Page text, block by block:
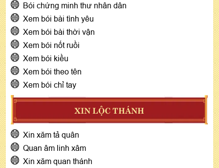
Bói chứng minh thư nhân dân
Xem bói bài tình yêu
Xem bói bài thời vận
Xem bói nốt ruồi
Xem bói kiều
Xem bói theo tên
Xem bói chỉ tay
XIN LỘC THÁNH
Xin xăm tả quân
Quan âm linh xâm
Xin xăm quan thánh